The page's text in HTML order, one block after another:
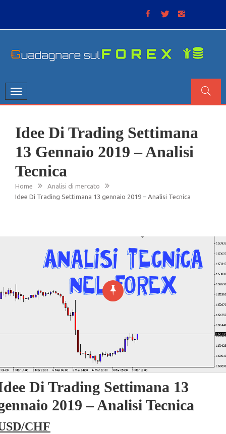
Toggle
navigation
Idee Di Trading Settimana
13 Gennaio 2019 – Analisi
Tecnica
Home
Analisi di mercato
Idee Di Trading Settimana 13 gennaio 2019 – Analisi Tecnica
Di Trading Settimana 13
2019 – Analisi Tecnica
CHF